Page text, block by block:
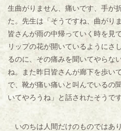
生曲がりません、痛いです、手が
た。先生は「そうですね、曲がり
皆さんが雨の中帰っていく時を見
リップの花が開いているようにさ
るのに、その痛みを聞いてやらな
ね。また昨日皆さんが廊下を歩い
で、靴が痛い痛いと叫んでいるの
いてやろうね」と話されたそうです
いのちは人間だけのものではあ